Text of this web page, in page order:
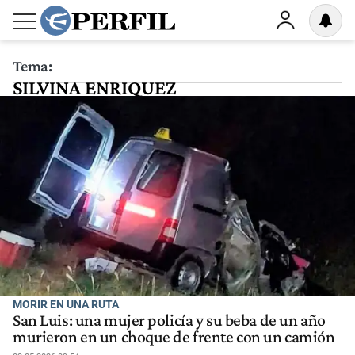
Tema:
SILVINA ENRIQUEZ
MORIR EN UNA RUTA
San Luis: una mujer policía y su beba de un año
murieron en un choque de frente con un camión